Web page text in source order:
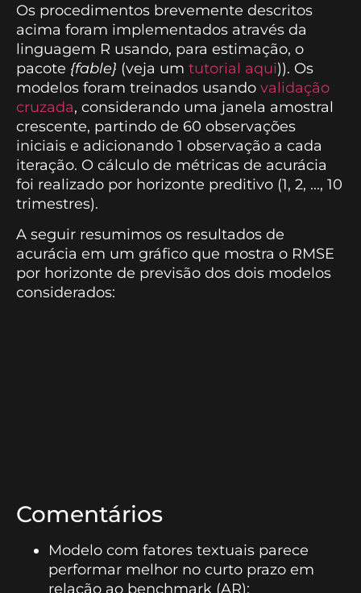
Os procedimentos brevemente descritos
acima foram implementados através da
linguagem R usando, para estimação, o
pacote {fable} (veja um tutorial aqui)). Os
modelos foram treinados usando validação
cruzada, considerando uma janela amostral
crescente, partindo de 60 observações
iniciais e adicionando 1 observação a cada
iteração. O cálculo de métricas de acurácia
foi realizado por horizonte preditivo (1, 2, ..., 10
trimestres).
A seguir resumimos os resultados de
acurácia em um gráfico que mostra o RMSE
por horizonte de previsão dos dois modelos
considerados:
Comentários
Modelo com fatores textuais parece
performar melhor no curto prazo em
relação ao benchmark (AR);